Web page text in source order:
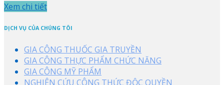
Xem chi tiết
DỊCH VỤ CỦA CHÚNG TÔI
GIA CÔNG THUỐC GIA TRUYỀN
GIA CÔNG THỰC PHẨM CHỨC NĂNG
GIA CÔNG MỸ PHẨM
NGHIÊN CỨU CÔNG THỨC ĐỘC QUYỀN